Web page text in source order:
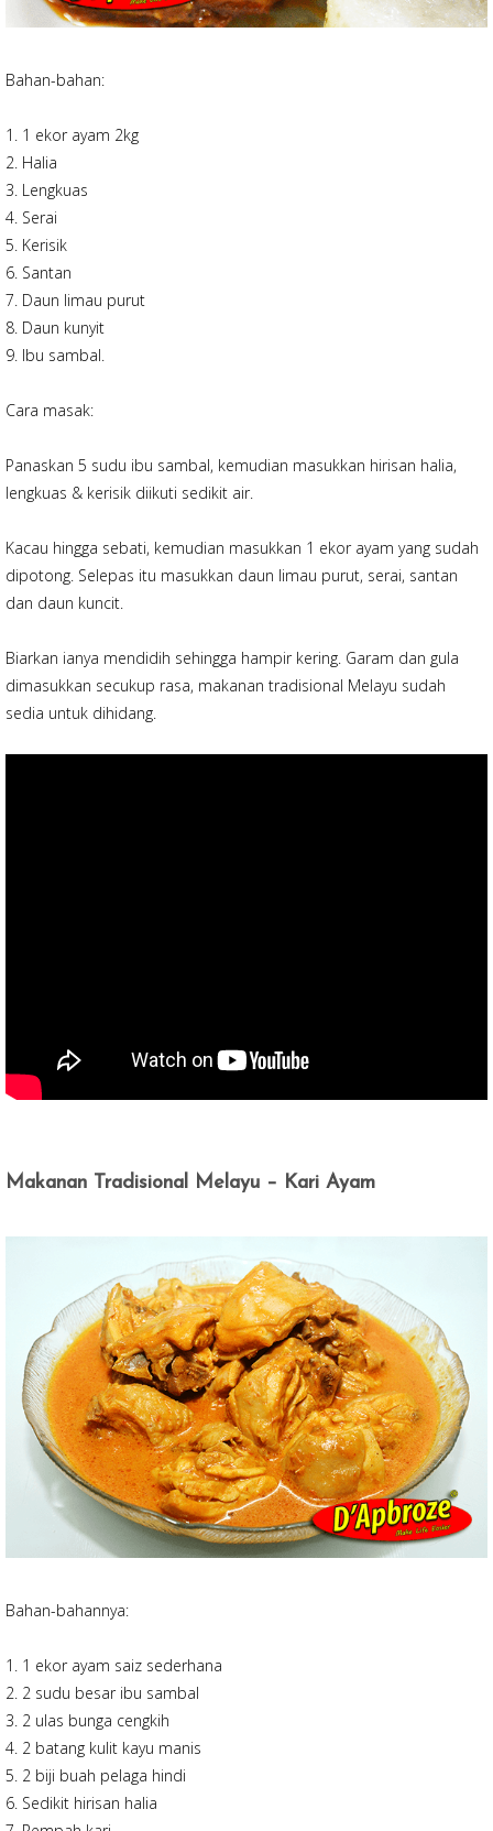
Bahan-bahan:
1. 1 ekor ayam 2kg
2. Halia
3. Lengkuas
4. Serai
5. Kerisik
6. Santan
7. Daun limau purut
8. Daun kunyit
9. Ibu sambal.
Cara masak:
Panaskan 5 sudu ibu sambal, kemudian masukkan hirisan halia,
lengkuas & kerisik diikuti sedikit air.
Kacau hingga sebati, kemudian masukkan 1 ekor ayam yang sudah
dipotong. Selepas itu masukkan daun limau purut, serai, santan
dan daun kuncit.
Biarkan ianya mendidih sehingga hampir kering. Garam dan gula
dimasukkan secukup rasa, makanan tradisional Melayu sudah
sedia untuk dihidang.
Makanan Tradisional Melayu – Kari Ayam
Bahan-bahannya:
1. 1 ekor ayam saiz sederhana
2. 2 sudu besar ibu sambal
3. 2 ulas bunga cengkih
4. 2 batang kulit kayu manis
5. 2 biji buah pelaga hindi
6. Sedikit hirisan halia